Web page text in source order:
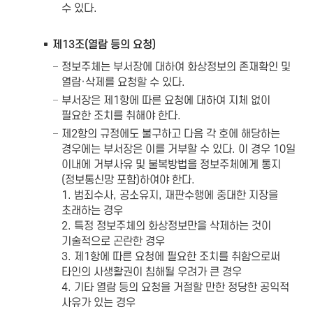
수 있다.
제13조(열람 등의 요청)
정보주체는 부서장에 대하여 화상정보의 존재확인 및
열람·삭제를 요청할 수 있다.
부서장은 제1항에 따른 요청에 대하여 지체 없이
필요한 조치를 취해야 한다.
제2항의 규정에도 불구하고 다음 각 호에 해당하는
경우에는 부서장은 이를 거부할 수 있다. 이 경우 10일
이내에 거부사유 및 불복방법을 정보주체에게 통지
(정보통신망 포함)하여야 한다.
1. 범죄수사, 공소유지, 재판수행에 중대한 지장을
초래하는 경우
2. 특정 정보주체의 화상정보만을 삭제하는 것이
기술적으로 곤란한 경우
3. 제1항에 따른 요청에 필요한 조치를 취함으로써
타인의 사생활권이 침해될 우려가 큰 경우
4. 기타 열람 등의 요청을 거절할 만한 정당한 공익적
사유가 있는 경우